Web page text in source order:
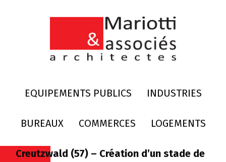
EQUIPEMENTS PUBLICS INDUSTRIES
BUREAUX COMMERCES LOGEMENTS
Creutzwald (57) – Création d’un stade de